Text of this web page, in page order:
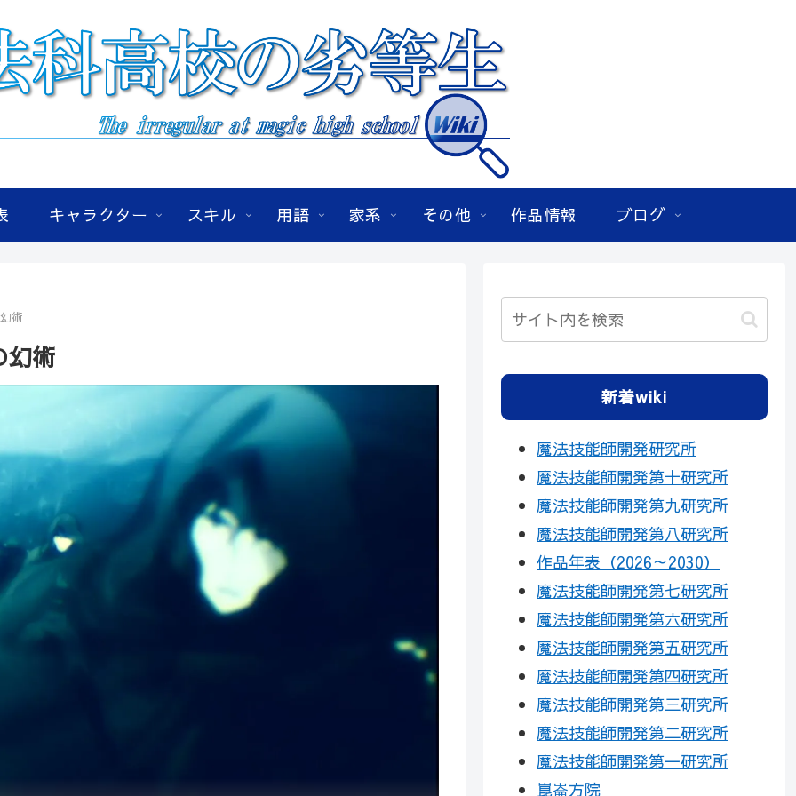
キャラクター スキル 用語 家系 その他 作品情報 ブログ
術
幻術
新着wiki
魔法技能師開発研究所
魔法技能師開発第十研究所
魔法技能師開発第九研究所
魔法技能師開発第八研究所
作品年表（2026～2030）
魔法技能師開発第七研究所
魔法技能師開発第六研究所
魔法技能師開発第五研究所
魔法技能師開発第四研究所
魔法技能師開発第三研究所
魔法技能師開発第二研究所
魔法技能師開発第一研究所
崑崙方院